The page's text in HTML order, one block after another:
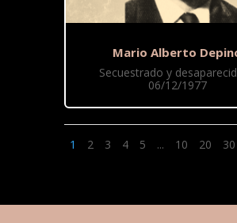
Mario Alberto
Secuestrado y
06/12/1977
1 2 3 4 5 ... 10 20 30